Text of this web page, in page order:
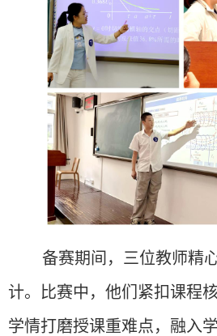
备赛期间，三位教师精
计。比赛中，他们紧扣课程
学情打磨授课重难点，融入